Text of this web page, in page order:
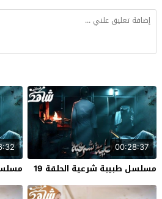
00:28:37
مسلسل طبيبة شرعية الحلقة 19